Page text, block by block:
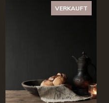
VERKAUFT